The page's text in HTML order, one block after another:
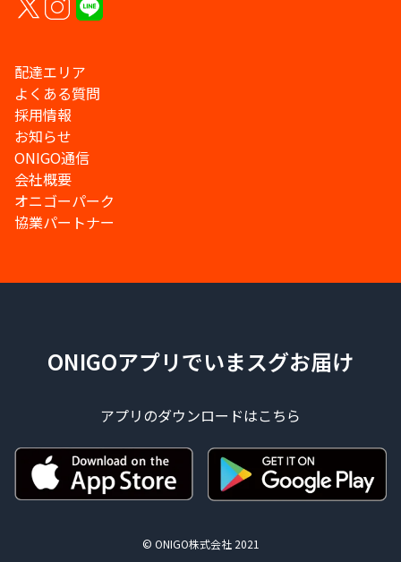
配達エリア
よくある質問
採用情報
お知らせ
ONIGO通信
会社概要
オニゴーパーク
協業パートナー
ONIGOアプリでいまスグお届け
アプリのダウンロードはこちら
© ONIGO株式会社 2021